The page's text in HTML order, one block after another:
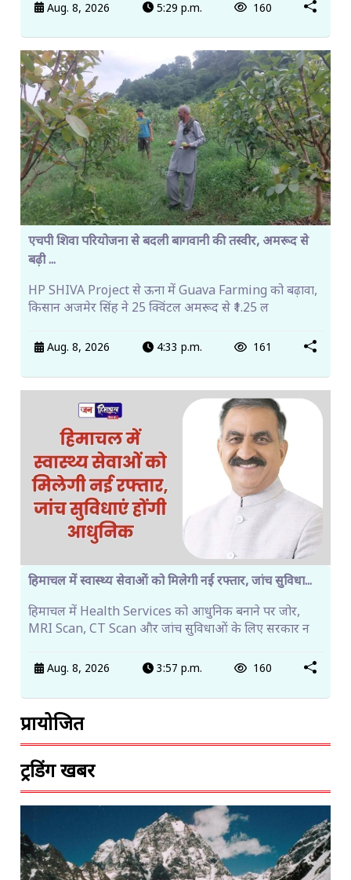
Aug. 8, 2026 5:29 p.m. 160
एचपी शिवा परियोजना से बदली बागवानी की तस्वीर, अमरूद से
बढ़ी ...
HP SHIVA Project से ऊना में Guava Farming को बढ़ावा,
किसान अजमेर सिंह ने 25 क्विंटल अमरूद से ₹1.25 ल
Aug. 8, 2026 4:33 p.m. 161
हिमाचल में स्वास्थ्य सेवाओं को मिलेगी नई रफ्तार, जांच सुविधा...
हिमाचल में Health Services को आधुनिक बनाने पर जोर,
MRI Scan, CT Scan और जांच सुविधाओं के लिए सरकार न
Aug. 8, 2026 3:57 p.m. 160
प्रायोजित
ट्रेंडिंग खबरें